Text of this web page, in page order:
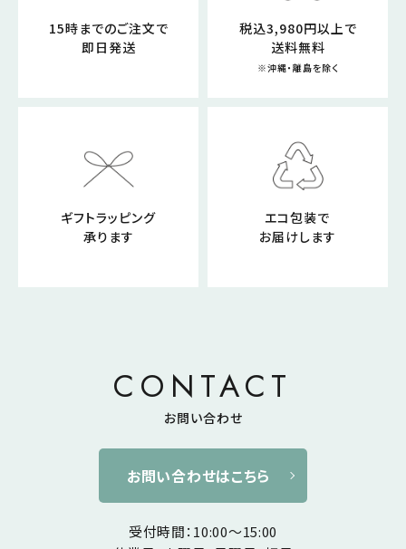
15時までのご注文で
即日発送
税込3,980円以上で
送料無料
※沖縄・離島を除く
ギフトラッピング
承ります
エコ包装で
お届けします
CONTACT
お問い合わせ
お問い合わせはこちら
受付時間：10:00～15:00